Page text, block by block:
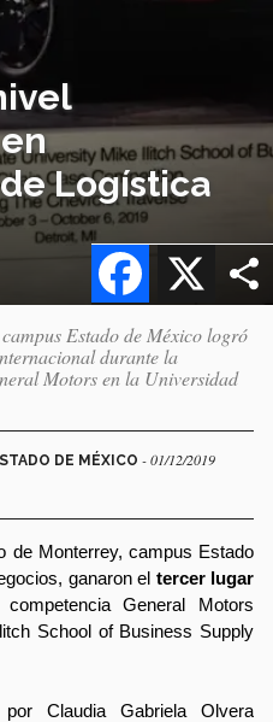
Logística
X
Facebook
Estado de México logró
durante la
Motors en la Universidad
DE MÉXICO - 01/12/2019
de Monterrey, campus Estado
ganaron el tercer lugar
General Motors
School of Business Supply
Claudia Gabriela Olvera